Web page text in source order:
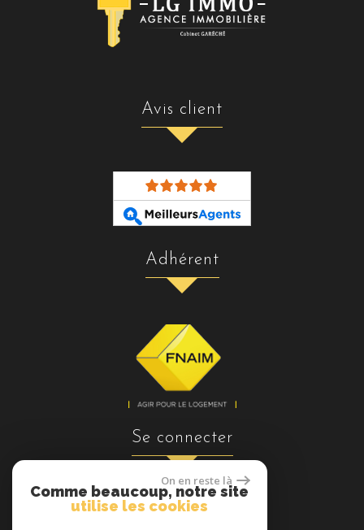
avis client
adhérent
se connecter
On en reste là
Comme beaucoup, notre site
utilise les cookies